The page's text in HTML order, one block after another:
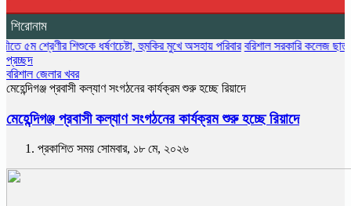
শিরোনাম
শিশুকে ধর্ষণচেষ্টা, হুমকির মুখে অসহায় পরিবার বরিশাল সরকারি কলেজ ছাত্রদলের
প্রচ্ছদ
বরিশাল জেলার খবর
মেহেন্দিগঞ্জ প্রবাসী কল্যাণ সংগঠনের কার্যক্রম শুরু হচ্ছে রিয়াদে
মেহেন্দিগঞ্জ প্রবাসী কল্যাণ সংগঠনের কার্যক্রম শুরু হচ্ছে রিয়াদে
প্রকাশিত সময় সোমবার, ১৮ মে, ২০২৬